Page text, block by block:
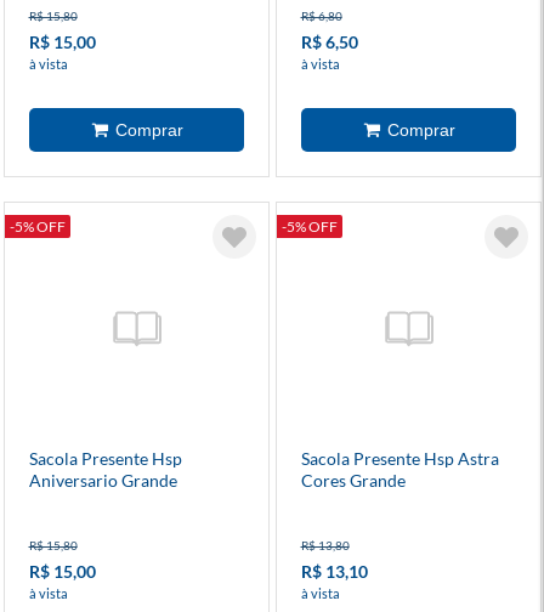
R$ 15,80
R$ 15,00
à vista
R$ 6,80
R$ 6,50
à vista
-5% OFF
Sacola Presente Hsp
Aniversario Grande
R$ 15,80
R$ 15,00
à vista
-5% OFF
Sacola Presente Hsp Astra
Cores Grande
R$ 13,80
R$ 13,10
à vista